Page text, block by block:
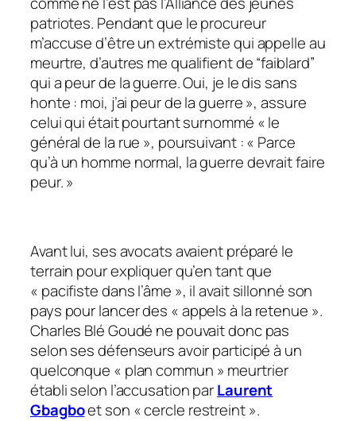
patriotes. Pendant que le procureur
m’accuse d’être un extrémiste qui appelle au
meurtre, d’autres me qualifient de “faiblard”
qui a peur de la guerre. Oui, je le dis sans
honte : moi, j’ai peur de la guerre», assure
celui qui était pourtant surnommé « le
général de la rue », poursuivant : « Parce
qu’à un homme normal, la guerre devrait faire
peur.»
Avant lui, ses avocats avaient préparé le
terrain pour expliquer qu’en tant que
« pacifiste dans l’âme », il avait sillonné son
pays pour lancer des «appels à la retenue ».
Charles Blé Goudé ne pouvait donc pas
selon ses défenseurs avoir participé à un
quelconque « plan commun » meurtrier
établi selon l’accusation parLaurent
Gbagboet son «cercle restreint».